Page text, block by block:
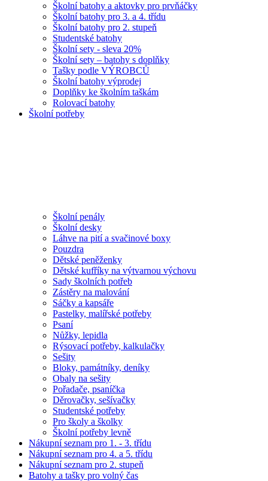
Školní batohy a aktovky pro prvňáčky
Školní batohy pro 3. a 4. třídu
Školní batohy pro 2. stupeň
Studentské batohy
Školní sety - sleva 20%
Školní sety – batohy s doplňky
Tašky podle VÝROBCŮ
Školní batohy výprodej
Doplňky ke školním taškám
Rolovací batohy
Školní potřeby
Školní penály
Školní desky
Láhve na pití a svačinové boxy
Pouzdra
Dětské peněženky
Dětské kufříky na výtvarnou výchovu
Sady školních potřeb
Zástěry na malování
Sáčky a kapsáře
Pastelky, malířské potřeby
Psaní
Nůžky, lepidla
Rýsovací potřeby, kalkulačky
Sešity
Bloky, památníky, deníky
Obaly na sešity
Pořadače, psaníčka
Děrovačky, sešívačky
Studentské potřeby
Pro školy a školky
Školní potřeby levně
Nákupní seznam pro 1. - 3. třídu
Nákupní seznam pro 4. a 5. třídu
Nákupní seznam pro 2. stupeň
Batohy a tašky pro volný čas